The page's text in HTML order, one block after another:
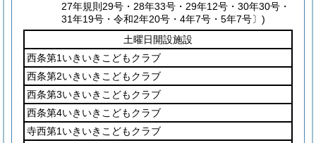
27年規則29号・28年33号・29年12号・30年30号・
31年19号・令和2年20号・4年7号・5年7号〕)
土曜日開設施設
西条第1いきいきこどもクラブ
西条第2いきいきこどもクラブ
西条第3いきいきこどもクラブ
西条第4いきいきこどもクラブ
寺西第1いきいきこどもクラブ